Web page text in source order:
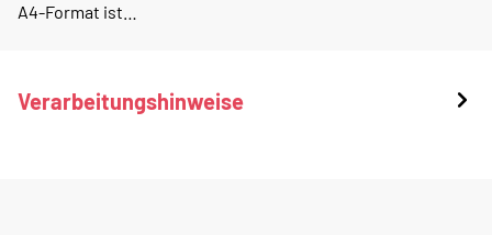
A4-Format ist…
Verarbeitungshinweise